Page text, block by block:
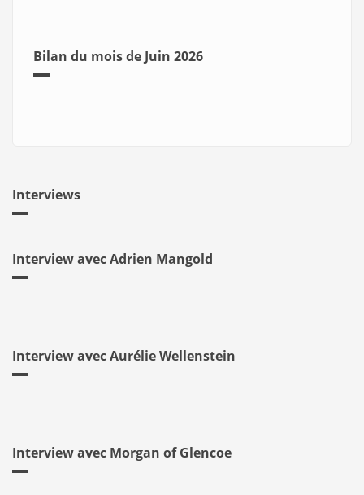
Bilan du mois de Juin 2026
Interviews
Interview avec Adrien Mangold
Interview avec Aurélie Wellenstein
Interview avec Morgan of Glencoe